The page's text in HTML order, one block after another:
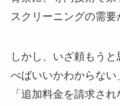
スクリーニングの需要
しかし、いざ頼もう
べばいいかわからない
「追加料金を請求さ